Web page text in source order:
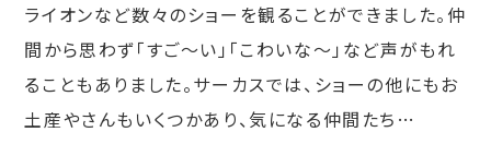
ライオンなど数々のショーを観ることができました。仲
間から思わず「すご～い」「こわいな～」など声がもれ
ることもありました。サーカスでは、ショーの他にもお
土産やさんもいくつかあり、気になる仲間たち…